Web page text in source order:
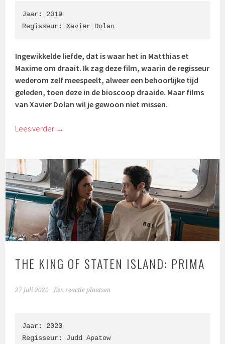
Jaar: 2019
Regisseur: Xavier Dolan
Ingewikkelde liefde, dat is waar het in Matthias et
Maxime om draait. Ik zag deze film, waarin de regisseur
wederom zelf meespeelt, alweer een behoorlijke tijd
geleden, toen deze in de bioscoop draaide. Maar films
vanXavier Dolan wil je gewoon niet missen.
Lees verder →
THE KING OF STATEN ISLAND: PRIMA
27 juli 2020 Een reactie plaatsen
Jaar: 2020
Regisseur: Judd Apatow